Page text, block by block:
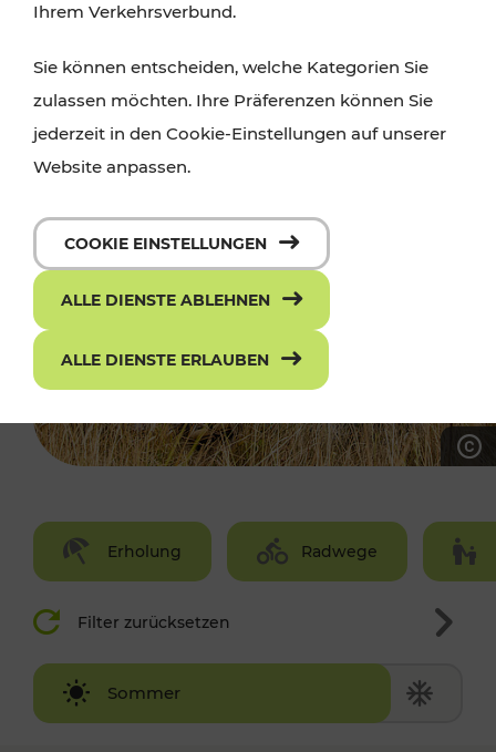
Erholung Radwege
Filter zurücksetzen
Sommer
Winter
Ihrem Verkehrsverbund.
Sie können entscheiden, welche Kategorien Sie
zulassen möchten. Ihre Präferenzen können Sie
jederzeit in den Cookie-Einstellungen auf unserer
Website anpassen.
COOKIE EINSTELLUNGEN
ALLE DIENSTE ABLEHNEN
ALLE DIENSTE ERLAUBEN